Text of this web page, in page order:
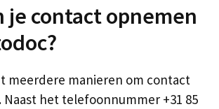
je contact opnemen
meerdere manieren om contact
het telefoonnummer +31 85